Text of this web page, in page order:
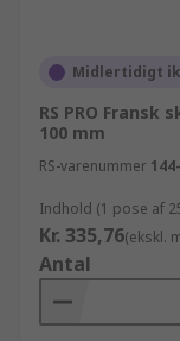
Midlertidigt
RS PRO
100 mm
RS-varenummer
Indhold (1 pose af
Kr. 335,76(ekskl.
Antal